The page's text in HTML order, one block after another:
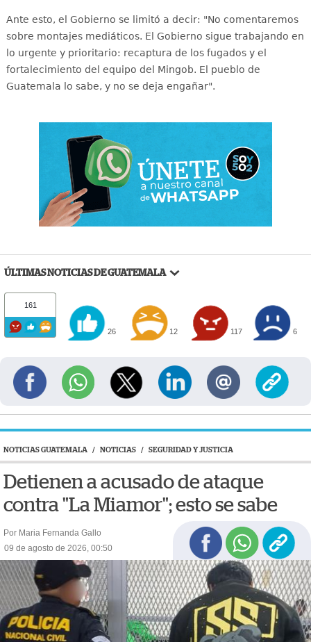
Ante esto, el Gobierno se limitó a decir: "No comentaremos
sobre montajes mediáticos. El Gobierno sigue trabajando en
lo urgente y prioritario: recaptura de los fugados y el
fortalecimiento del equipo del Mingob. El pueblo de
Guatemala lo sabe, y no se deja engañar".
ÚLTIMAS NOTICIAS DE GUATEMALA
161
26 12 117 6
NOTICIAS GUATEMALA / NOTICIAS / SEGURIDAD Y JUSTICIA
Detienen a acusado de ataque
contra "La Miamor"; esto se sabe
Por Maria Fernanda Gallo
09 de agosto de 2026, 00:50